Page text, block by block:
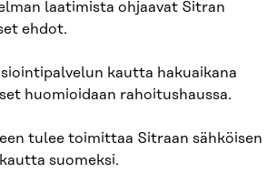
laatimista ohjaavat Sitran
ehdot.
kautta hakuaikana
huomioidaan rahoitushaussa.
tulee toimittaa Sitraan sähköisen
suomeksi.